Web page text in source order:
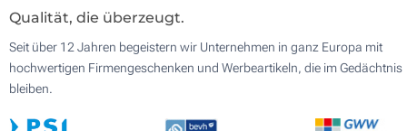
Qualität, die überzeugt.
Seit über 12 Jahren begeistern wir Unternehmen in ganz Europa mit
hochwertigen Firmengeschenken und Werbeartikeln, die im Gedächtnis
bleiben.